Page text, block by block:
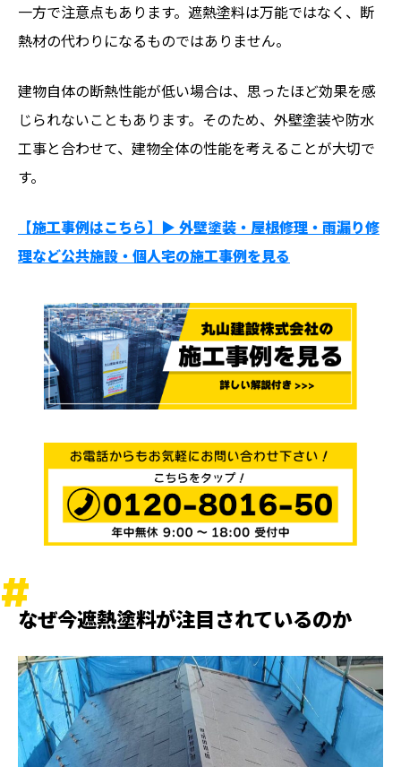
一方で注意点もあります。遮熱塗料は万能ではなく、断
熱材の代わりになるものではありません。
建物自体の断熱性能が低い場合は、思ったほど効果を感
じられないこともあります。そのため、外壁塗装や防水
工事と合わせて、建物全体の性能を考えることが大切で
す。
【施工事例はこちら】▶︎ 外壁塗装・屋根修理・雨漏り修
理など公共施設・個人宅の施工事例を見る
なぜ今遮熱塗料が注目されているのか